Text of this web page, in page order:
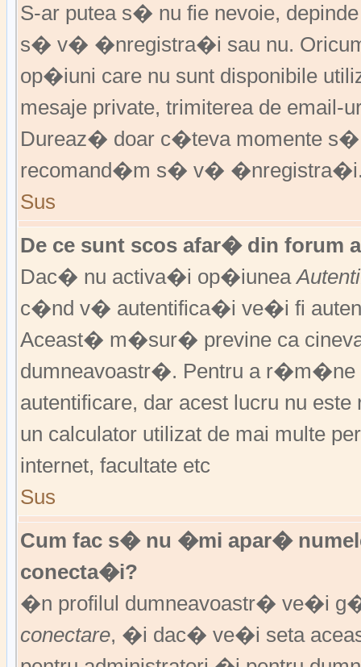
S-ar putea s� nu fie nevoie,
s� v� �nregistra�i sau nu.
op�iuni care nu sunt disponibile
mesaje private, trimiterea de
Dureaz� doar c�teva momente
recomand�m s� v�
Sus
De ce sunt scos afar� din forum
Dac� nu activa�i op�iunea
c�nd v� autentifica�i ve�i fi
Aceast� m�sur� previne ca
dumneavoastr�. Pentru a
autentificare, dar acest lucru nu
un calculator utilizat de mai multe
internet, facultate etc
Sus
Cum fac s� nu �mi apar�
conecta�i?
�n profilul dumneavoastr� ve�i
conectare, �i dac� ve�i seta